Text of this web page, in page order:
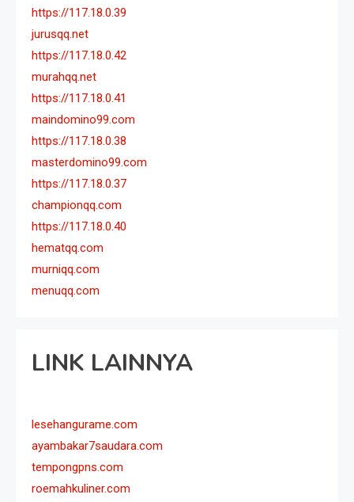
https://117.18.0.39
jurusqq.net
https://117.18.0.42
murahqq.net
https://117.18.0.41
maindomino99.com
https://117.18.0.38
masterdomino99.com
https://117.18.0.37
championqq.com
https://117.18.0.40
hematqq.com
murniqq.com
menuqq.com
LINK LAINNYA
lesehangurame.com
ayambakar7saudara.com
tempongpns.com
roemahkuliner.com